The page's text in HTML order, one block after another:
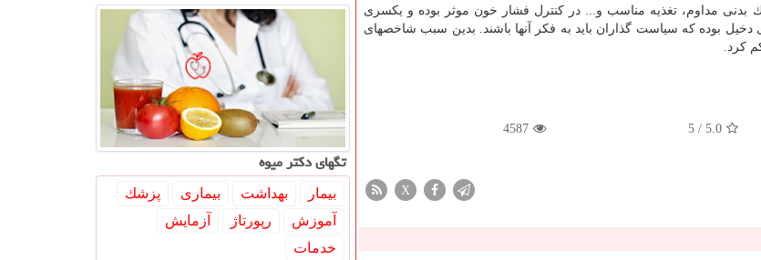
مداوم، تغذیه مناسب و... در كنترل فشار خون موثر بوده و یكسری
بوده كه سیاست گذاران باید به فكر آنها باشند. بدین سبب شاخصهای
كرد.
5.0
/ 5
4587
X
تگهای دكتر میوه
بیمار بهداشت بیماری
پزشك
آموزش
رپورتاژ
آزمایش
خدمات